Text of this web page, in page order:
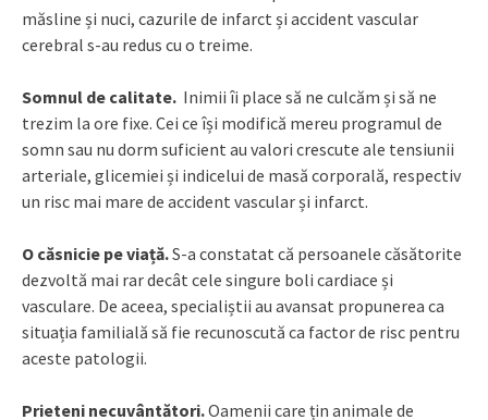
măsline și nuci, cazurile de infarct și accident vascular
cerebral s-au redus cu o treime.
Somnul de calitate. Inimii îi place să ne culcăm și să ne
trezim la ore fixe. Cei ce își modifică mereu programul de
somn sau nu dorm suficient au valori crescute ale tensiunii
arteriale, glicemiei și indicelui de masă corporală, respectiv
un risc mai mare de accident vascular și infarct.
O căsnicie pe viață.S-a constatat că persoanele căsătorite
dezvoltă mai rar decât cele singure boli cardiace și
vasculare. De aceea, specialiștii au avansat propunerea ca
situația familială să fie recunoscută ca factor de risc pentru
aceste patologii.
Prieteni necuvântători.Oamenii care țin animale de